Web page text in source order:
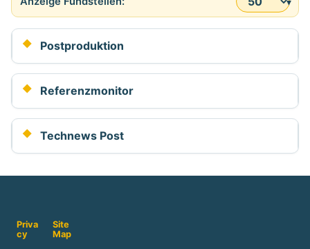
Anzeige #
Postproduktion
Referenzmonitor
Technews Post
Priva
cy
Site
Map